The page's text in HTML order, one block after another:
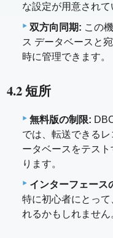
な設定が用意されて
双方向同期: この
ス データベースと
時に管理できます。
4.2 短所
無料版の制限:
では、転送できる
ータベースをテス
ります。
インターフェース
特に初心者にとっ
れるかもしれません